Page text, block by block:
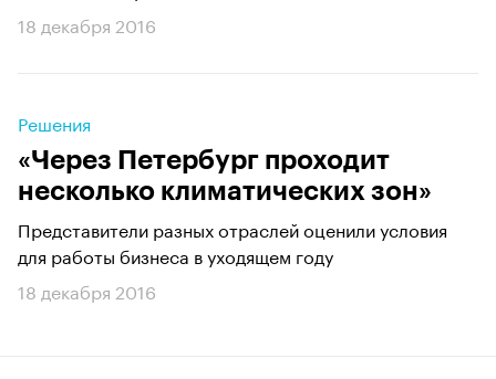
18 декабря 2016
Решения
«Через Петербург проходит
несколько климатических зон»
Представители разных отраслей оценили условия
для работы бизнеса в уходящем году
18 декабря 2016